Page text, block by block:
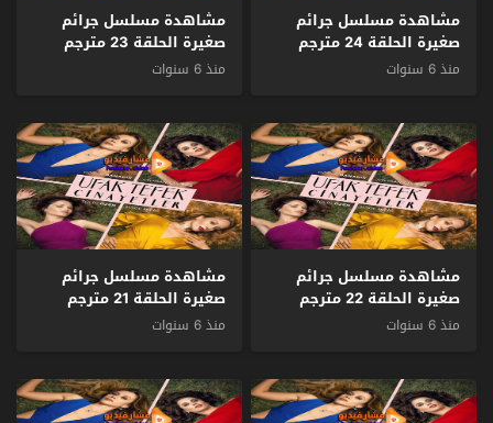
مشاهدة مسلسل جرائم
صغيرة الحلقة 24 مترجم
منذ 6 سنوات
مشاهدة مسلسل جرائم
صغيرة الحلقة 23 مترجم
منذ 6 سنوات
مشاهدة مسلسل جرائم
صغيرة الحلقة 22 مترجم
منذ 6 سنوات
مشاهدة مسلسل جرائم
صغيرة الحلقة 21 مترجم
منذ 6 سنوات